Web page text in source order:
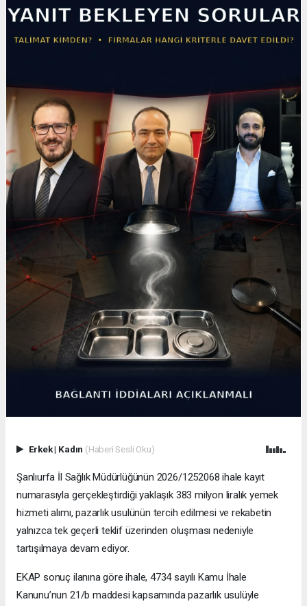
Erkek| Kadın (Haberi Sesli Oku)
Şanlıurfa İl Sağlık Müdürlüğünün 2026/1252068 ihale kayıt
numarasıyla gerçekleştirdiği yaklaşık 383 milyon liralık yemek
hizmeti alımı, pazarlık usulünün tercih edilmesi ve rekabetin
yalnızca tek geçerli teklif üzerinden oluşması nedeniyle
tartışılmaya devam ediyor.
EKAP sonuç ilanına göre ihale, 4734 sayılı Kamu İhale
Kanunu’nun 21/b maddesi kapsamında pazarlık usulüyle